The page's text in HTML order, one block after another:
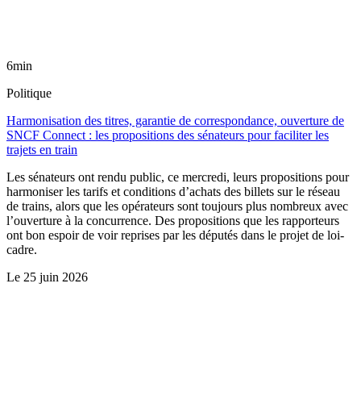
6min
Politique
Harmonisation des titres, garantie de correspondance, ouverture de
SNCF Connect : les propositions des sénateurs pour faciliter les
trajets en train
Les sénateurs ont rendu public, ce mercredi, leurs propositions pour
harmoniser les tarifs et conditions d’achats des billets sur le réseau
de trains, alors que les opérateurs sont toujours plus nombreux avec
l’ouverture à la concurrence. Des propositions que les rapporteurs
ont bon espoir de voir reprises par les députés dans le projet de loi-
cadre.
Le 25 juin 2026